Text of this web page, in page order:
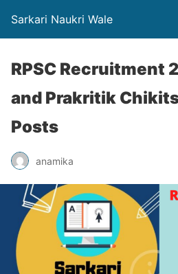
Sarkari Naukri Wale
RPSC Recruitment
and Prakritik
Posts
anamika